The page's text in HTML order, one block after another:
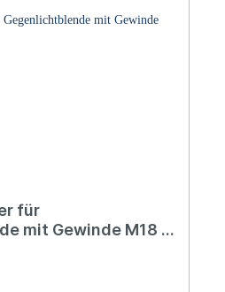
für
mit Gewinde M18 x